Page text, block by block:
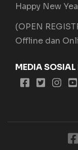
Happy New
(OPEN
Offline dan
MEDIA